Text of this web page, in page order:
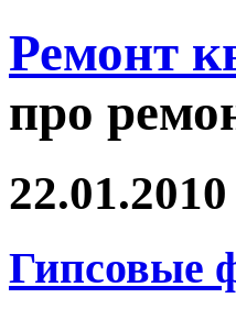
Ремонт
про
22.01.2010
Гипсовые